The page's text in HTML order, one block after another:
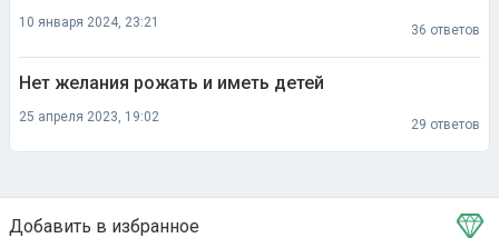
10 января 2024, 23:21
36 ответов
Нет желания рожать и иметь детей
25 апреля 2023, 19:02
29 ответов
Добавить в избранное
Тема в избранном